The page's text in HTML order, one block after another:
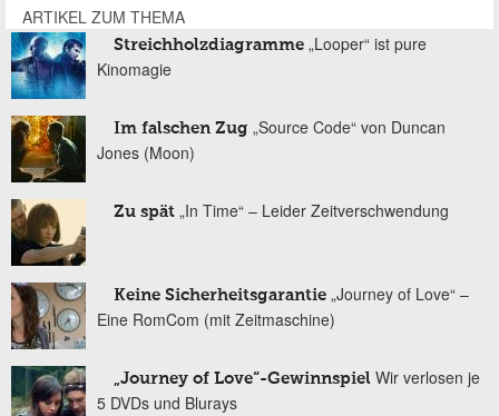
ARTIKEL ZUM THEMA
Streichholzdiagramme „Looper“ ist pure
Kinomagie
Im falschen Zug „Source Code“ von Duncan
Jones (Moon)
Zu spät „In Time“ – Leider Zeitverschwendung
Keine Sicherheitsgarantie „Journey of Love“ –
Eine RomCom (mit Zeitmaschine)
„Journey of Love“-Gewinnspiel Wir verlosen je
5 DVDs und Blurays